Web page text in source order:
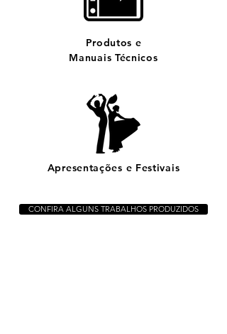
Produtos e
Manuais Técnicos
Apresentações e Festivais
CONFIRA ALGUNS TRABALHOS PRODUZIDOS